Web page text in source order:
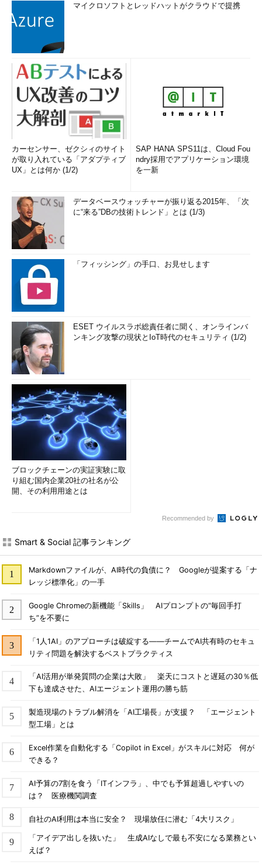
マイクロソフトとレッドハットがクラウドで提携
カーセンサー、ゼクシィのサイト
が取り入れている「アダプティブ
UX」とは何か (1/2)
SAP HANA SPS11は、Cloud Fou
ndry採用でアプリケーション環境
を一新
データベースウォッチャーが振り返る2015年、「次
に“来る”DBの技術トレンド」とは (1/3)
「フィッシング」の手口、お見せします
ESET ウイルスラボ総責任者に聞く、オンラインバ
ンキング攻撃の現状とIoT時代のセキュリティ (1/2)
ブロックチェーンの実証実験に取
り組む国内企業20社の社名が公
開、その利用用途とは
Recommended by
Smart & Social 記事ランキング
Markdownファイルが、AI時代の負債に？ Googleが提案する「ナ
レッジ標準化」の一手
Google Chromeの新機能「Skills」 AIプロンプトの“毎回手打
ち”を不要に
「1人1AI」のアプローチは破綻する――チームでAI共有時のセキュ
リティ問題を解決するベストプラクティス
「AI活用が単発質問の企業は大敗」 楽天にコストと遅延の30％低
下も達成させた、AIエージェント運用の勝ち筋
製造現場のトラブル解消を「AI工場長」が支援？ 「エージェント
型工場」とは
Excel作業を自動化する「Copilot in Excel」がスキルに対応 何が
できる？
AI予算の7割を食う「ITインフラ」、中でも予算超過しやすいの
は？ 医療機関調査
自社のAI利用は本当に安全？ 現場放任に潜む「4大リスク」
「アイデア出しを抜いた」 生成AIなしで最も不安になる業務とい
えば？